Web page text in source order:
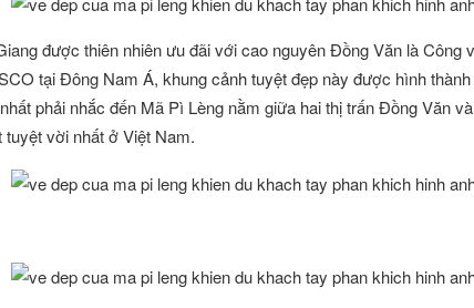
được thiên nhiên ưu đãi với cao nguyên Đồng Văn là Công
tại Đông Nam Á, khung cảnh tuyệt đẹp này được hình
phải nhắc đến Mã Pì Lèng nằm giữa hai thị trấn Đồng Văn
vời nhất ở Việt Nam.